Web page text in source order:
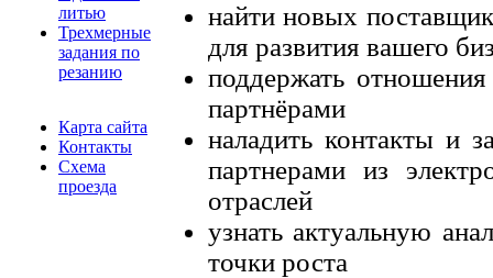
литью
Трехмерные
задания по
резанию
Карта сайта
Контакты
Схема
проезда
найти новых
для развития вашего
поддержать
партнёрами
наладить контакты и
партнерами из
отраслей
узнать актуальную
точки роста